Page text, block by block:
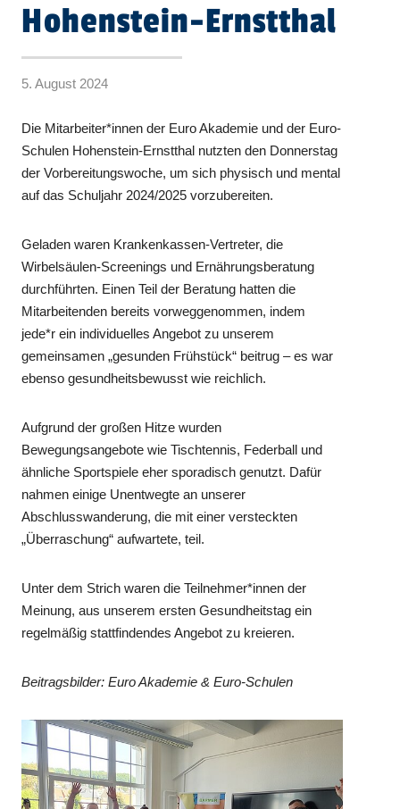
Hohenstein-Ernstthal
5. August 2024
Die Mitarbeiter*innen der Euro Akademie und der Euro-
Schulen Hohenstein-Ernstthal nutzten den Donnerstag
der Vorbereitungswoche, um sich physisch und mental
auf das Schuljahr 2024/2025 vorzubereiten.
Geladen waren Krankenkassen-Vertreter, die
Wirbelsäulen-Screenings und Ernährungsberatung
durchführten. Einen Teil der Beratung hatten die
Mitarbeitenden bereits vorweggenommen, indem
jede*r ein individuelles Angebot zu unserem
gemeinsamen „gesunden Frühstück“ beitrug – es war
ebenso gesundheitsbewusst wie reichlich.
Aufgrund der großen Hitze wurden
Bewegungsangebote wie Tischtennis, Federball und
ähnliche Sportspiele eher sporadisch genutzt. Dafür
nahmen einige Unentwegte an unserer
Abschlusswanderung, die mit einer versteckten
„Überraschung“ aufwartete, teil.
Unter dem Strich waren die Teilnehmer*innen der
Meinung, aus unserem ersten Gesundheitstag ein
regelmäßig stattfindendes Angebot zu kreieren.
Beitragsbilder: Euro Akademie & Euro-Schulen